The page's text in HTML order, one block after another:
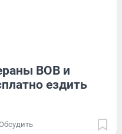
ВОВ и
ездить